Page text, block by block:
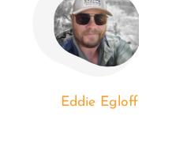
Eddie Egloff